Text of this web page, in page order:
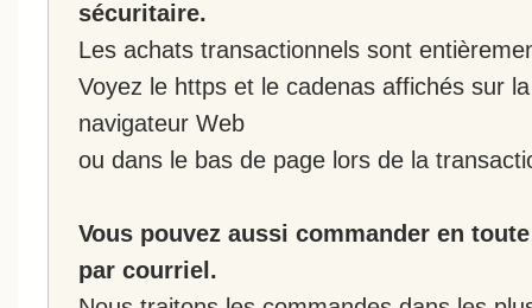
sécuritaire.
Les achats transactionnels sont
Voyez le https et le cadenas affichés sur
navigateur Web
ou dans le bas de page lors de la
Vous pouvez aussi commander en
par courriel.